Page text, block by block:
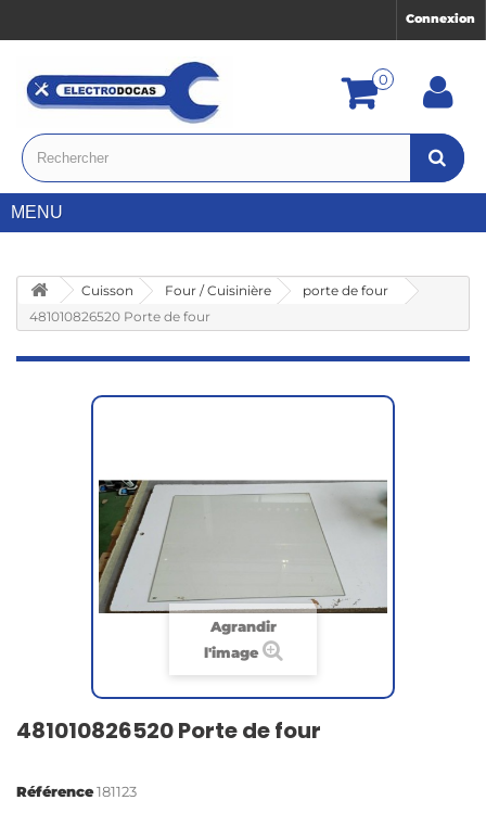
Connexion
0
MENU
Cuisson Four / Cuisinière
porte de four
481010826520 Porte de four
Agrandir
l'image
481010826520 Porte de four
Référence181123